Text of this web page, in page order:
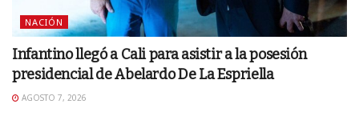
NACIÓN
Infantino llegó a Cali para asistir a la posesión
presidencial de Abelardo De La Espriella
AGOSTO 7, 2026